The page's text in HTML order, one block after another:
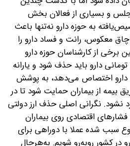
و بسیاری از فعالان بخش
به حوزه دارو نه‌تنها باعث
معکوس، رانت و فساد دارو را
برخی از کارشناسان حوزه دارو
معتقدند ارز چهارهزارو ۲۰۰ تومانی دارو باید حذف شود و یارانه
دارو اختصاص می‌دهد، به پوشش
بیمه از بیماران حمایت شود تا در
نشود. نگرانی اصلی حذف ارز دولتی
اقتصادی روی بیماران
سبب شده عملا با دوراهی برای
در کشور روبه‌رو شویم. به‌هر‌حال